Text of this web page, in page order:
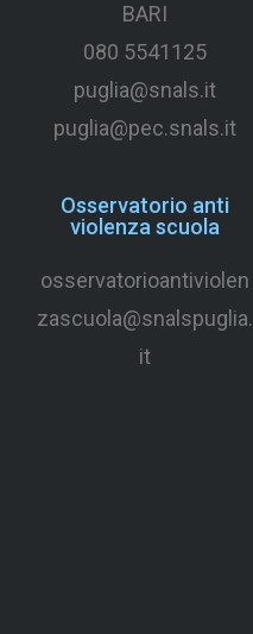
BARI
080 5541125
puglia@snals.it
puglia@pec.snals.it
Osservatorio anti
violenza scuola
osservatorioantiviolen
zascuola@snalspuglia.
it